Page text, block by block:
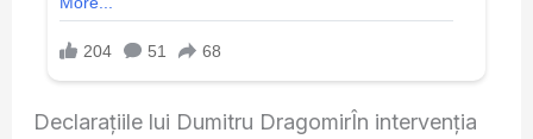
Declarațiile lui Dumitru DragomirÎn intervenția